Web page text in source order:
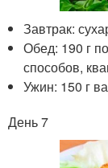
Завтрак:
Обед: 190 г
способов,
Ужин: 150 г
День 7